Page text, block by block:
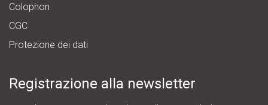
Colophon
CGC
Protezione dei dati
Registrazione alla newsletter